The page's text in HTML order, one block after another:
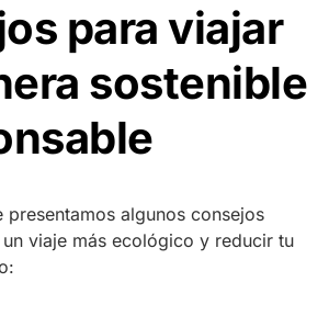
para viajar
sostenible
presentamos algunos consejos
viaje más ecológico y reducir tu